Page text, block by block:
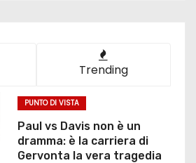
Trending
PUNTO DI VISTA
Paul vs Davis non è un
dramma: è la carriera di
Gervonta la vera tragedia